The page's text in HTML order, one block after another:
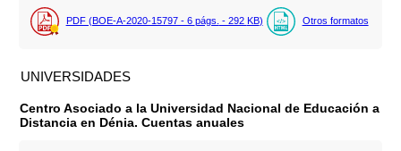
PDF (BOE-A-2020-15797 - 6 págs. - 292 KB) Otros formatos
UNIVERSIDADES
Centro Asociado a la Universidad Nacional de Educación a
Distancia en Dénia. Cuentas anuales